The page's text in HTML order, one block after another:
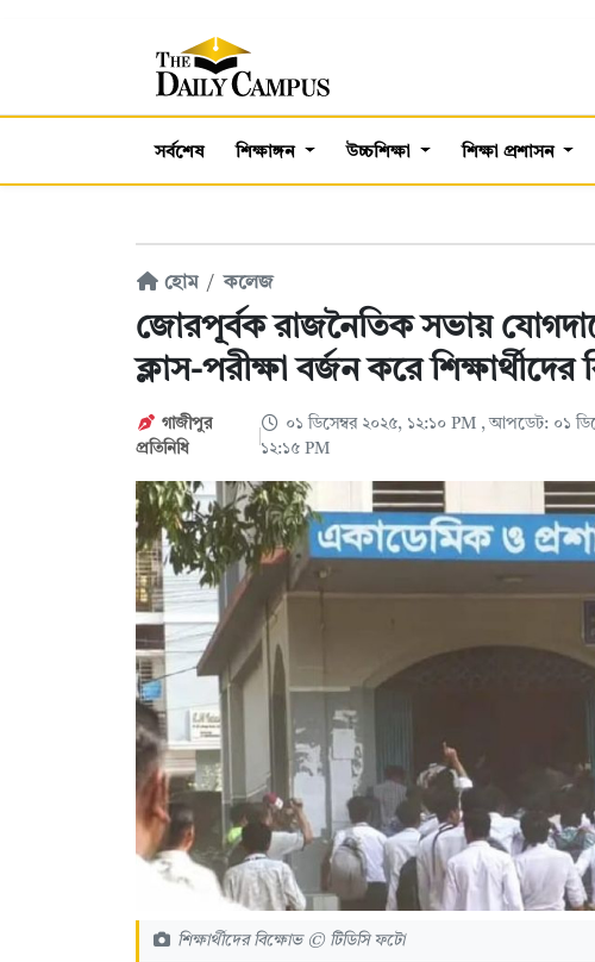
সর্বশেষ শিক্ষাঙ্গন উচ্চশিক্ষা শিক্ষা প্রশাসন
হোম কলেজ
জোরপূর্বক রাজনৈতিক সভায়
ক্লাস-পরীক্ষা বর্জন করে শিক্ষার্থীদের
গাজীপুর
প্রতিনিধি
০১ ডিসেম্বর ২০২৫, ১২:১০ PM , আপডেট: ০১
১২:১৫ PM
শিক্ষার্থীদের বিক্ষোভ © টিডিসি ফটো